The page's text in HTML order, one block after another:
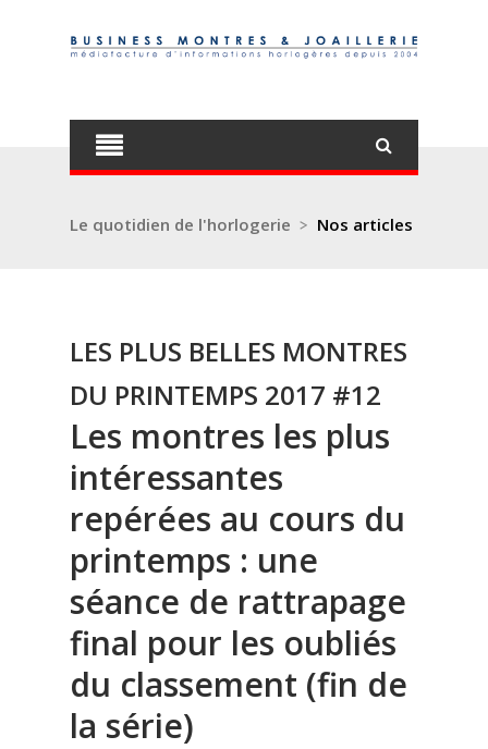
Le quotidien de l'horlogerie > Nos articles
LES PLUS BELLES MONTRES
DU PRINTEMPS 2017 #12
Les montres les plus
intéressantes
repérées au cours du
printemps : une
séance de rattrapage
final pour les oubliés
du classement (fin de
la série)